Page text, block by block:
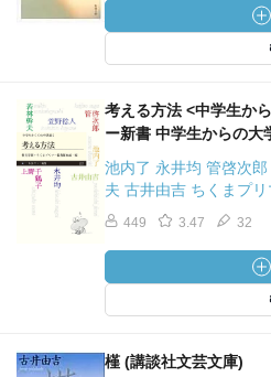
考える方法 <中学生か
ー新書 中学生からの大
池内了 永井均 管啓次
夫 古井由吉 ちくまプ
449 3.47 32
槿 (講談社文芸文庫)